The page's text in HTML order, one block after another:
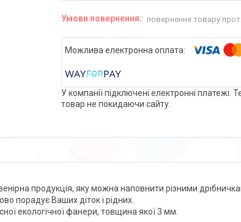
повернення товару
У компанії підключені електронні
товар не покидаючи сайту.
продукція, яку можна наповнити різними
порадує Ваших діток і рідних.
екологічної фанери, товщина якої 3 мм.